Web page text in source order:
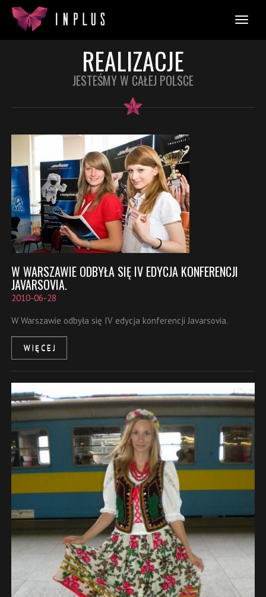
REALIZACJE
JESTEŚMY W CAŁEJ POLSCE
W WARSZAWIE ODBYŁA SIĘ IV EDYCJA KONFERENCJI
JAVARSOVIA.
2010-06-28
W Warszawie odbyła się IV edycja konferencji Javarsovia.
WIĘCEJ